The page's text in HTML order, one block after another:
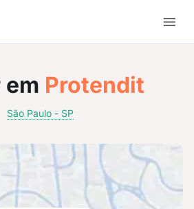
Protendit
São Paulo - SP